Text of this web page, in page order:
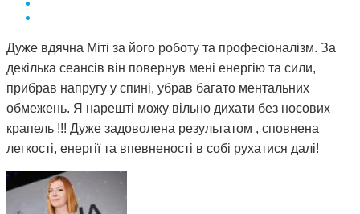
Дуже вдячна Міті за його роботу та професіоналізм. За
декілька сеансів він повернув мені енергію та сили,
прибрав напругу у спині, убрав багато ментальних
обмежень. Я нарешті можу вільно дихати без носових
крапель !!! Дуже задоволена результатом , сповнена
легкості, енергії та впевненості в собі рухатися далі!